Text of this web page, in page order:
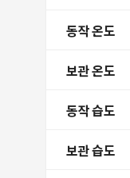
동작 온도
보관 온도
동작 습도
보관 습도